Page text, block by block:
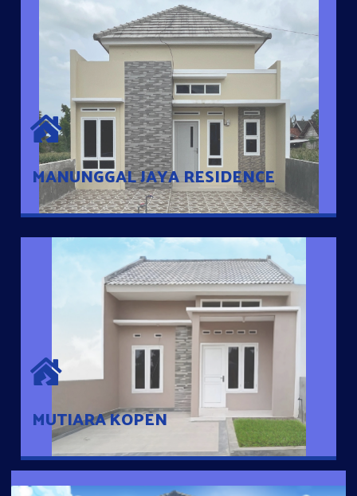
MANUNGGAL JAYA RESIDENCE
MANUNGGAL JAYA RESIDENCE
Cluster Exclusive dengan one Gate System, terdapat taman
mini dan memiliki jarak 200m dari jalan nasional serta dekat
dengan pusat kota
MUTIARA KOPEN
MUTIARA KOPEN
Hunian nyaman dengan suasana pedesaan. 10 menit dari pusat
kota, 2 menit dari Ring Road